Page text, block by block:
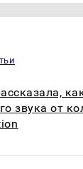
звука от